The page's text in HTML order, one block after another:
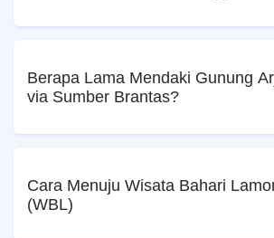
Berapa Lama Mendaki Gunung
via Sumber Brantas?
Cara Menuju Wisata Bahari
(WBL)